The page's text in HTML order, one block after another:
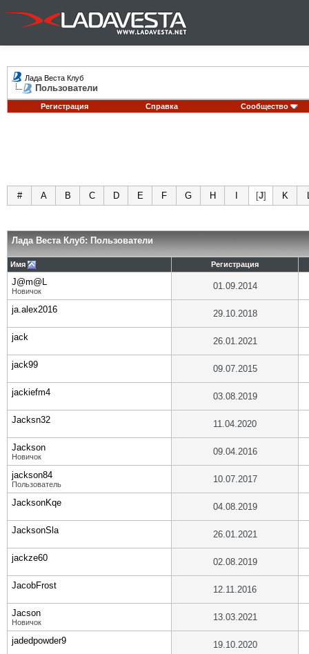
Лада Веста Клуб
Пользователи
Регистрация Справка Сообщество
# A B C D E F G H [J] K
Лада Веста Клуб: Пользователи
Имя Регистрация
J@m@L
Новичок 01.09.2014
ja.alex2016 29.10.2018
jack 26.01.2021
jack99 09.07.2015
jackiefm4 03.08.2019
Jacksn32 11.04.2020
Jackson
Новичок 09.04.2016
jackson84
Пользователь 10.07.2017
JacksonKqe 04.08.2019
JacksonSla 26.01.2021
jackze60 02.08.2019
JacobFrost 12.11.2016
Jacson
Новичок 13.03.2021
jadedpowder9 19.10.2020